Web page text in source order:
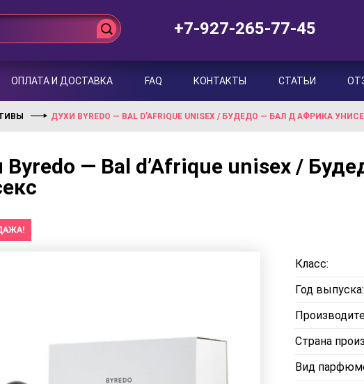
+7-927-265-77-45
ОПЛАТА И ДОСТАВКА FAQ КОНТАКТЫ СТАТЬИ
ДУХИ BYREDO — BAL D’AFRIQUE UNISEX / БУДЕДО — БАЛ Д АФРИКА
Byredo — Bal d’Afrique unisex /
Класс:
Год выпуска:
Страна
Вид